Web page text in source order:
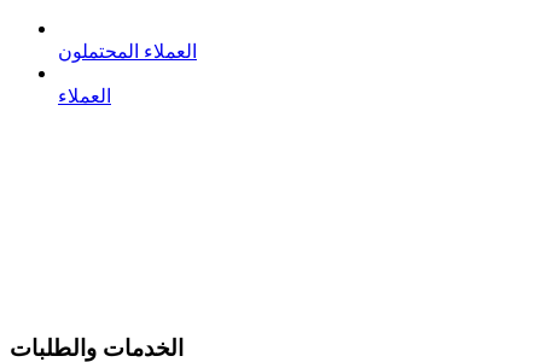
العملاء المحتملون
العملاء
الخدمات والطلبات